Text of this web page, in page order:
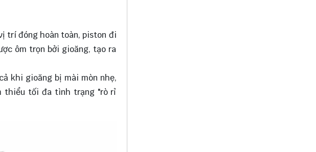
trí đóng hoàn toàn, piston đi
ôm trọn bởi gioăng, tạo ra
khi gioăng bị mài mòn nhẹ,
thiểu tối đa tình trạng "rò rỉ